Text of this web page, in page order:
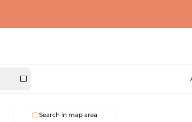
Search in map area